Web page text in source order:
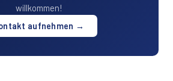
willkommen!
aufnehmen →